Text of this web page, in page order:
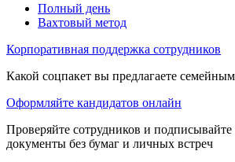
Полный день
Вахтовый метод
Корпоративная поддержка сотрудников
Какой соцпакет вы предлагаете
Оформляйте кандидатов онлайн
Проверяйте сотрудников и
документы без бумаг и личных встреч